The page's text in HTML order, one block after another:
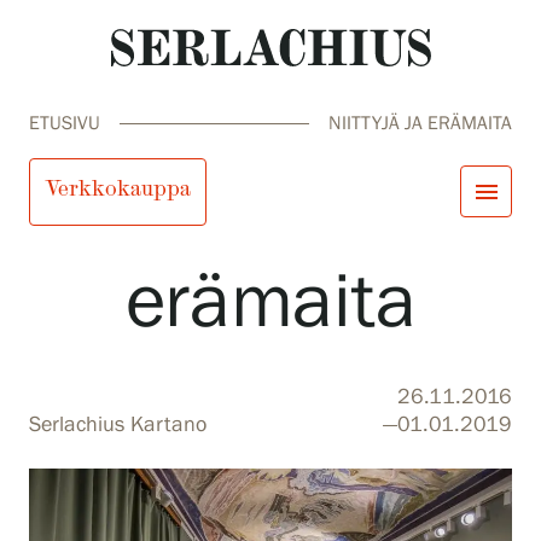
Serlachius Residenssi
ETUSIVU NIITTYJÄ JA ERÄMAITA
Verkkokauppa menu
Tule meille
Niittyjä ja
erämaita
Serlachius Kartano
26.11.2016
—01.01.2019